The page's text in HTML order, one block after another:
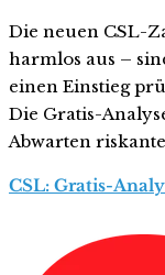
Die neuen CSL-
harmlos aus –
einen Einstieg
Die Gratis-
Abwarten
CSL: Gratis-